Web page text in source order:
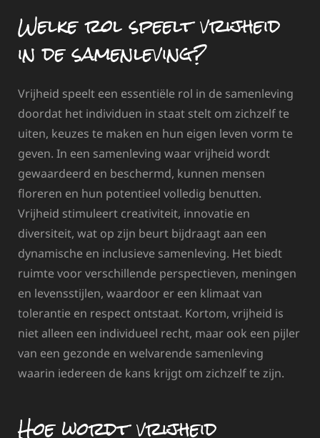
Welke rol speelt vrijheid
in de samenleving?
Vrijheid speelt een essentiële rol in de samenleving
doordat het individuen in staat stelt om zichzelf te
uiten, keuzes te maken en hun eigen leven vorm te
geven. In een samenleving waar vrijheid wordt
gewaardeerd en beschermd, kunnen mensen
floreren en hun potentieel volledig benutten.
Vrijheid stimuleert creativiteit, innovatie en
diversiteit, wat op zijn beurt bijdraagt aan een
dynamische en inclusieve samenleving. Het biedt
ruimte voor verschillende perspectieven, meningen
en levensstijlen, waardoor er een klimaat van
tolerantie en respect ontstaat. Kortom, vrijheid is
niet alleen een individueel recht, maar ook een pijler
van een gezonde en welvarende samenleving
waarin iedereen de kans krijgt om zichzelf te zijn.
Hoe wordt vrijheid